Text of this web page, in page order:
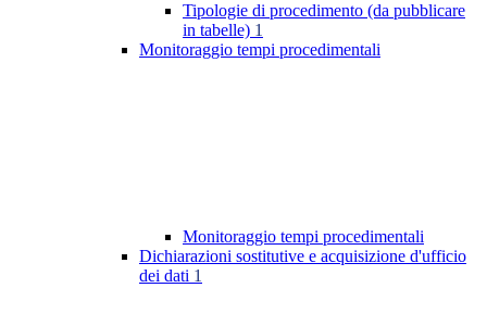
Tipologie di procedimento (da pubblicare
in tabelle) 1
Monitoraggio tempi procedimentali
Monitoraggio tempi procedimentali
Dichiarazioni sostitutive e acquisizione d'ufficio
dei dati 1